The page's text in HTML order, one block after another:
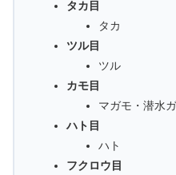
タカ目
タカ
ツル目
ツル
カモ目
マガモ・潜水
ハト目
ハト
フクロウ目